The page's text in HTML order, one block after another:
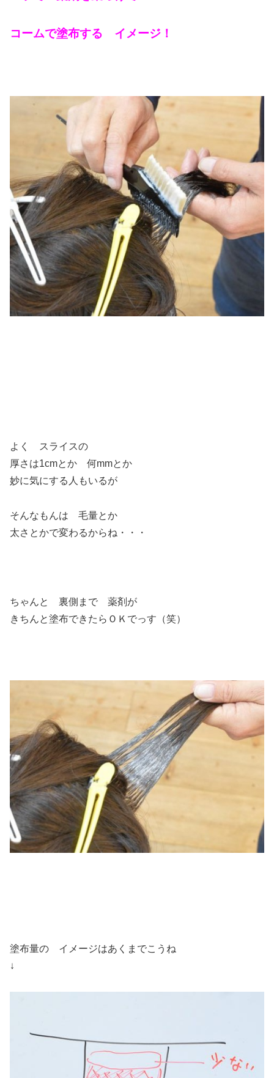
コームで塗布する イメージ！
よく スライスの
厚さは1cmとか 何mmとか
妙に気にする人もいるが
そんなもんは 毛量とか
太さとかで変わるからね・・・
ちゃんと 裏側まで 薬剤が
きちんと塗布できたらＯＫでっす（笑）
塗布量の イメージはあくまでこうね
↓